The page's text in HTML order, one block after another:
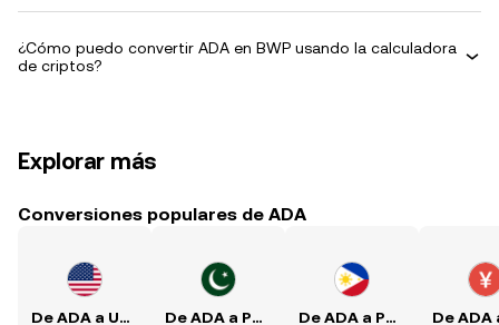
¿Cómo puedo convertir ADA en BWP usando la calculadora
de criptos?
Explorar más
Conversiones populares de ADA
De ADA a USD De ADA a PKR De ADA a PHP